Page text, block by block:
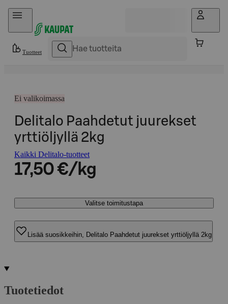
Hyppää sisältöön
Tuotteet
Ei valikoimassa
Delitalo Paahdetut juurekset
yrttiöljyllä 2kg
Kaikki Delitalo-tuotteet
17,50 €/kg
Valitse toimitustapa
Lisää suosikkeihin, Delitalo Paahdetut juurekset yrttiöljyllä 2kg
Tuotetiedot